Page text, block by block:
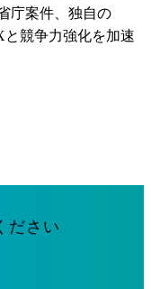
庁案件、独自の
と競争力強化を加速
ださい